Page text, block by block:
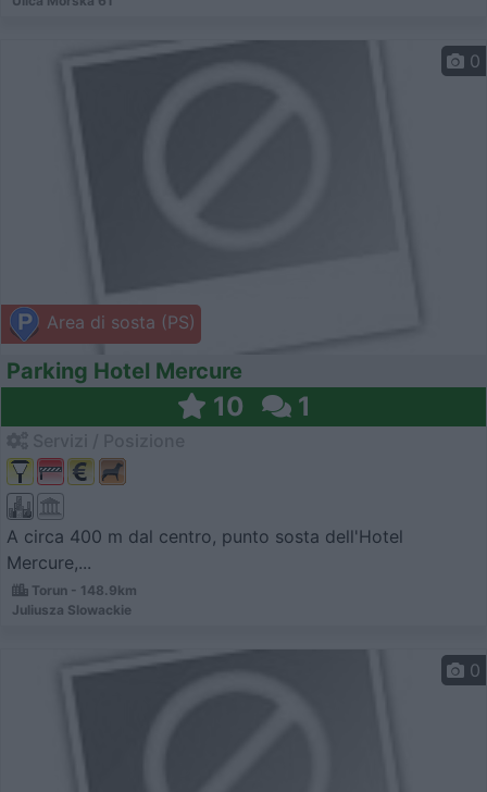
Area di sosta (PS)
0
Parking Hotel Mercure
10 1
A circa 400 m dal centro, punto sosta dell'Hotel
Mercure,...
Torun - 148.9km
Juliusza Slowackie
0